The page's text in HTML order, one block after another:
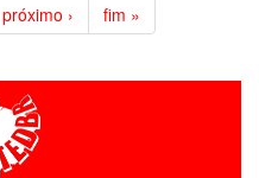
próximo › fim »